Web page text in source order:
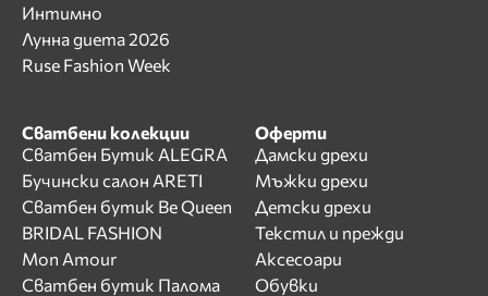
Интимно
Лунна диета 2026
Ruse Fashion Week
Сватбени колекции
Сватбен Бутик ALEGRA
Бучински салон ARETI
Сватбен бутик Be Queen
BRIDAL FASHION
Mon Amour
Сватбен бутик Палома
Оферти
Дамски дрехи
Мъжки дрехи
Детски дрехи
Текстил и прежди
Аксесоари
Обувки